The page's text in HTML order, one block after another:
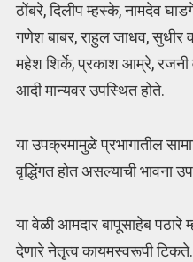
ठोंबरे, दिलीप म्हस्के, नामदेव
गणेश बाबर, राहुल जाधव, सुधीर
महेश शिर्के, प्रकाश आम्रे, रजनी
आदी मान्यवर उपस्थित होते.
या उपक्रमामुळे प्रभागातील
वृद्धिंगत होत असल्याची भावना
या वेळी आमदार बापूसाहेब पठारे
देणारे नेतृत्व कायमस्वरूपी